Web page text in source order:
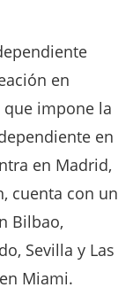
en
impone la
en
en Madrid,
cuenta con un
Bilbao,
Sevilla y Las
Miami.